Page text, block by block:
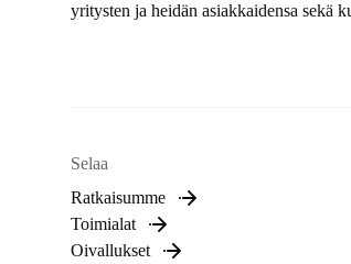
yritysten ja heidän asiakkaidensa sekä
Selaa
Ratkaisumme
Toimialat
Oivallukset